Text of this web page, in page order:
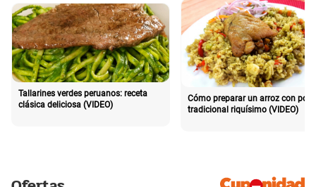
Tallarines verdes peruanos: receta
clásica deliciosa (VIDEO)
Cómo preparar un arroz con pollo
tradicional riquísimo (VIDEO)